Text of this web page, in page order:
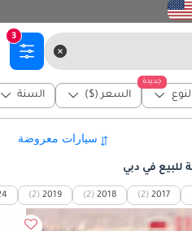
3
جديدة
السعر ($) السنة
في دبي
2017
(2)
2018
(2)
2019
(2)